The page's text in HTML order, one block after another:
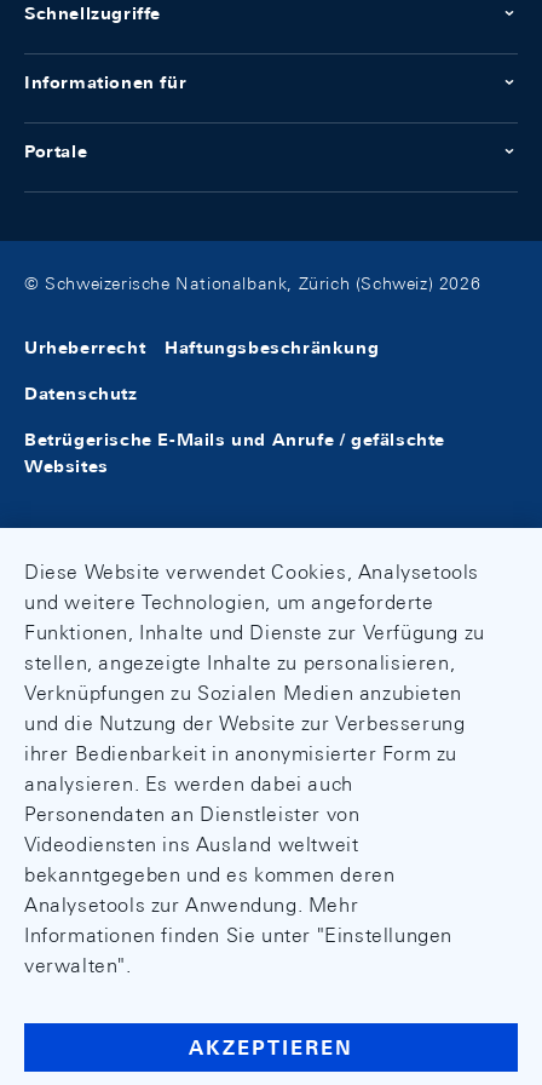
ARIS 5.29
Ausführliche Monatsbilanz
Wertpapierbestände
20. Februar 2026
MIRE_U 1.8
6. Februar 2026
Kreditvolumenstatistik
KRED 3.0
30. Dezember 2025
Kapitalverflechtungen mit dem Ausland
INQ(1.6)
19. Dezember 2025
Schnellzugriffe
Informationen für
Portale
© Schweizerische Nationalbank, Zürich (Schweiz) 2026
Urheberrecht Haftungsbeschränkung
Datenschutz
Betrügerische E-Mails und Anrufe / gefälschte
Websites
Diese Website verwendet Cookies, Analysetools
und weitere Technologien, um angeforderte
Funktionen, Inhalte und Dienste zur Verfügung zu
stellen, angezeigte Inhalte zu personalisieren,
Verknüpfungen zu Sozialen Medien anzubieten
und die Nutzung der Website zur Verbesserung
ihrer Bedienbarkeit in anonymisierter Form zu
analysieren. Es werden dabei auch
Personendaten an Dienstleister von
Videodiensten ins Ausland weltweit
bekanntgegeben und es kommen deren
Analysetools zur Anwendung. Mehr
Informationen finden Sie unter "Einstellungen
verwalten".
AKZEPTIEREN